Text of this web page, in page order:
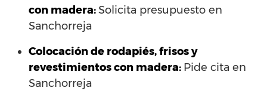
con madera:Solicita presupuesto en
Sanchorreja
Colocación de rodapiés, frisos y
revestimientos con madera: Pide cita en
Sanchorreja